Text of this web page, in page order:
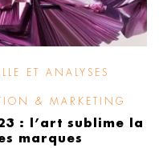
ET ANALYSES
& MARKETING
: l’art sublime la
marques